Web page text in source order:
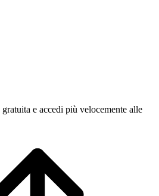
e accedi più velocemente alle